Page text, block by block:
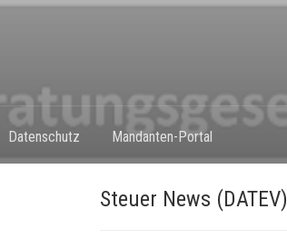
Datenschutz Mandanten-Portal
Steuer News (DATEV)